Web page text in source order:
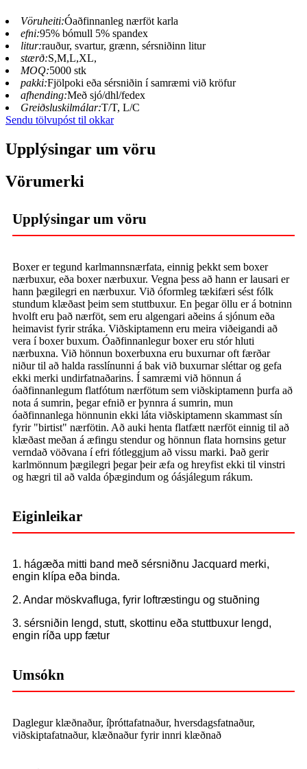
Vöruheiti:Óaðfinnanleg nærföt karla
efni:95% bómull 5% spandex
litur:rauður, svartur, grænn, sérsniðinn litur
stærð:S,M,L,XL,
MOQ:5000 stk
pakki:Fjölpoki eða sérsniðin í samræmi við kröfur
afhending:Með sjó/dhl/fedex
Greiðsluskilmálar:T/T, L/C
Sendu tölvupóst til okkar
Upplýsingar um vöru
Vörumerki
Upplýsingar um vöru
Boxer er tegund karlmannsnærfata, einnig þekkt sem boxer
nærbuxur, eða boxer nærbuxur. Vegna þess að hann er lausari er
hann þægilegri en nærbuxur. Við óformleg tækifæri sést fólk
stundum klæðast þeim sem stuttbuxur. En þegar öllu er á botninn
hvolft eru það nærföt, sem eru algengari aðeins á sjónum eða
heimavist fyrir stráka. Viðskiptamenn eru meira viðeigandi að
vera í boxer buxum. Óaðfinnanlegur boxer eru stór hluti
nærbuxna. Við hönnun boxerbuxna eru buxurnar oft færðar
niður til að halda rasslínunni á bak við buxurnar sléttar og gefa
ekki merki undirfatnaðarins. Í samræmi við hönnun á
óaðfinnanlegum flatfótum nærfötum sem viðskiptamenn þurfa að
nota á sumrin, þegar efnið er þynnra á sumrin, mun
óaðfinnanlega hönnunin ekki láta viðskiptamenn skammast sín
fyrir "birtist" nærfötin. Að auki henta flatfætt nærföt einnig til að
klæðast meðan á æfingu stendur og hönnun flata hornsins getur
verndað vöðvana í efri fótleggjum að vissu marki. Það gerir
karlmönnum þægilegri þegar þeir æfa og hreyfist ekki til vinstri
og hægri til að valda óþægindum og óásjálegum rákum.
Eiginleikar
1. hágæða mitti band með sérsniðnu Jacquard merki,
engin klípa eða binda.
2. Andar möskvafluga, fyrir loftræstingu og stuðning
3. sérsniðin lengd, stutt, skottinu eða stuttbuxur lengd,
engin ríða upp fætur
Umsókn
Daglegur klæðnaður, íþróttafatnaður, hversdagsfatnaður,
viðskiptafatnaður, klæðnaður fyrir innri klæðnað